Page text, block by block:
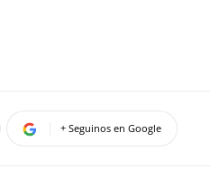
+ Seguinos en Google